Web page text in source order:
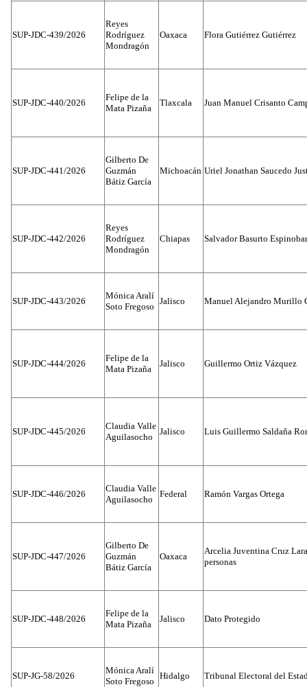
SUP-JDC-439/2026
Reyes
Rodríguez
Mondragón
Oaxaca Flora Gutiérrez Gutiérrez
SUP-JDC-440/2026
Felipe de la
Mata Pizaña
Tlaxcala Juan Manuel Crisanto
SUP-JDC-441/2026
Gilberto De
Guzmán
Bátiz García
Michoacán Uriel Jonathan Saucedo
SUP-JDC-442/2026
Reyes
Rodríguez
Mondragón
Chiapas Salvador Basurto
SUP-JDC-443/2026
Mónica Aralí
Soto Fregoso
Jalisco Manuel Alejandro Murillo
SUP-JDC-444/2026
Felipe de la
Mata Pizaña
Jalisco Guillermo Ortiz Vázquez
SUP-JDC-445/2026
Claudia Valle
Aguilasocho
Jalisco Luis Guillermo Saldaña
SUP-JDC-446/2026
Claudia Valle
Aguilasocho
Federal Ramón Vargas Ortega
SUP-JDC-447/2026
Gilberto De
Guzmán
Bátiz García
Oaxaca
Arcelia Juventina Cruz
personas
SUP-JDC-448/2026
Felipe de la
Mata Pizaña
Jalisco Dato Protegido
SUP-JG-58/2026
Mónica Aralí
Soto Fregoso
Hidalgo Tribunal Electoral del